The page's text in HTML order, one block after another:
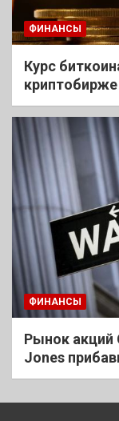
ФИНАНСЫ
Курс
ФИНАНСЫ
Рынок
Jones